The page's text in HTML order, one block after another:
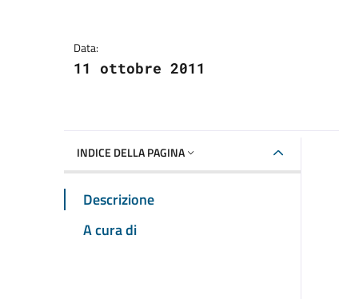
Data:
11 ottobre 2011
INDICE DELLA PAGINA
Descrizione
A cura di